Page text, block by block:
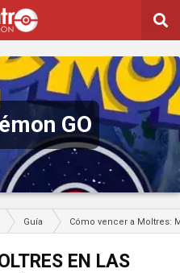
GO
Guía Cómo vencer a Moltres:
EN LAS